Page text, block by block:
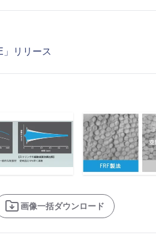
」リリース
画像一括ダウンロード